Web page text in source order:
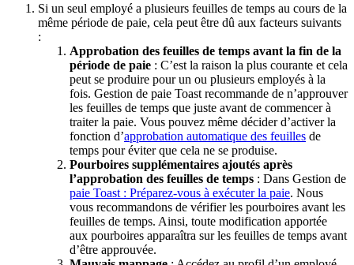
Si un seul employé a plusieurs feuilles de temps au cours de la
même période de paie, cela peut être dû aux facteurs suivants
:
Approbation des feuilles de temps avant la fin de la
période de paie : C’est la raison la plus courante et cela
peut se produire pour un ou plusieurs employés à la
fois. Gestion de paie Toast recommande de n’approuver
les feuilles de temps que juste avant de commencer à
traiter la paie. Vous pouvez même décider d’activer la
fonction d’approbation automatique des feuilles de
temps pour éviter que cela ne se produise.
Pourboires supplémentaires ajoutés après
l’approbation des feuilles de temps : Dans Gestion de
paie Toast : Préparez-vous à exécuter la paie. Nous
vous recommandons de vérifier les pourboires avant les
feuilles de temps. Ainsi, toute modification apportée
aux pourboires apparaîtra sur les feuilles de temps avant
d’être approuvée.